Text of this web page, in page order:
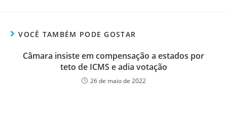
VOCÊ TAMBÉM PODE GOSTAR
Câmara insiste em compensação a estados por
teto de ICMS e adia votação
26 de maio de 2022